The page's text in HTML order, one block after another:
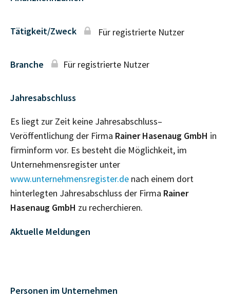
Tätigkeit/Zweck Für registrierte Nutzer
Branche Für registrierte Nutzer
Jahresabschluss
Es liegt zur Zeit keine Jahresabschluss–
Veröffentlichung der Firma Rainer Hasenaug GmbH in
firminform vor. Es besteht die Möglichkeit, im
Unternehmensregister unter
www.unternehmensregister.de nach einem dort
hinterlegten Jahresabschluss der Firma Rainer
Hasenaug GmbH zu recherchieren.
Aktuelle Meldungen
Personen im Unternehmen